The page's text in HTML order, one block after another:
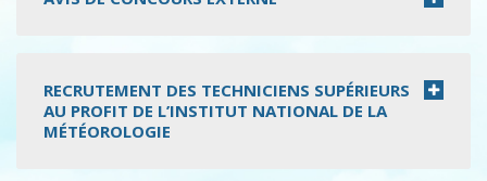
RECRUTEMENT DES TECHNICIENS SUPÉRIEURS
AU PROFIT DE L’INSTITUT NATIONAL DE LA
MÉTÉOROLOGIE